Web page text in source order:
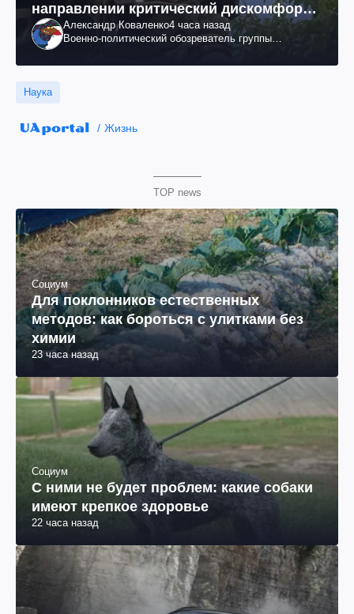
направлении критический дискомфорт:
как это удалось
Александр Коваленко4 часа назад
Военно-политический обозреватель группы
Наука
Жизнь
TOP news
Социум
Для поклонников естественных
методов: как бороться с улитками без
химии
23 часа назад
Социум
С ними не будет проблем: какие собаки
имеют крепкое здоровье
22 часа назад